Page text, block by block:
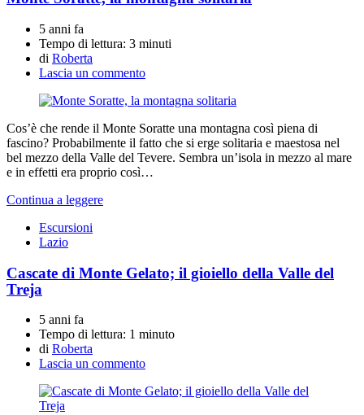
5 anni fa
Tempo di lettura: 3 minuti
di Roberta
Lascia un commento
Cos’è che rende il Monte Soratte una montagna così piena di
fascino? Probabilmente il fatto che si erge solitaria e maestosa nel
bel mezzo della Valle del Tevere. Sembra un’isola in mezzo al mare
e in effetti era proprio così…
Continua a leggere
Escursioni
Lazio
Cascate di Monte Gelato; il gioiello della Valle del
Treja
5 anni fa
Tempo di lettura: 1 minuto
di Roberta
Lascia un commento